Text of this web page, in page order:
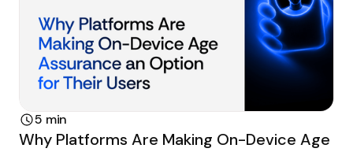
5 min
Why Platforms Are Making On-Device Age